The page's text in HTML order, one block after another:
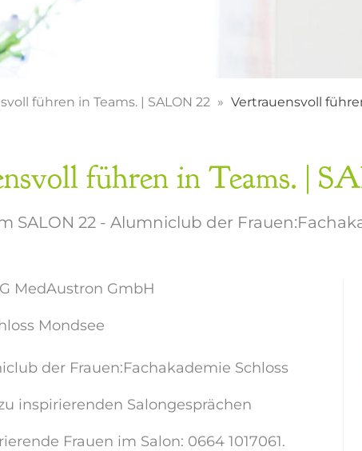
führen in Teams. | SALON 22 Vertrauensvoll
führen in Teams. |
SALON 22 - Alumniclub der
MedAustron GmbH
Mondsee
der Frauen:Fachakademie Schloss
inspirierenden Salongesprächen
Frauen im Salon: 0664 1017061.